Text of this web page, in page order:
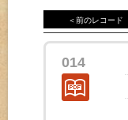
＜前のレコード
014